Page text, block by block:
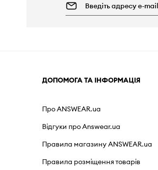
ДОПОМОГА ТА ІНФОРМАЦІЯ
Про ANSWEAR.ua
Відгуки про Answear.ua
Правила магазину ANSWEAR.ua
Правила розміщення товарів